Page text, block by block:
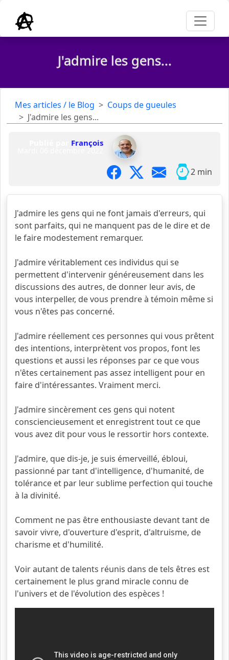
J'admire les gens...
Mes articles / le Blog
Coups de gueules
J'admire les gens...
François
Mardi 06 décembre 2022
2 min
J'admire les gens qui ne font jamais d'erreurs, qui
sont parfaits, qui ne manquent pas de le dire et de
le faire modestement remarquer.
J'admire véritablement ces individus qui se
permettent d'intervenir généreusement dans les
discussions des autres, de donner leur avis, de
vous interpeller, de vous prendre à témoin même si
vous n'êtes pas concerné.
J'admire réellement ces personnes qui vous prêtent
des intentions, interprètent vos propos, font les
questions et aussi les réponses par ce que vous
n'êtes certainement pas assez intelligent pour en
faire d'intéressantes. Vraiment merci.
J'admire sincèrement ces gens qui notent
consciencieusement et enregistrent tout ce que
vous avez dit pour vous le ressortir hors contexte.
J'admire, que dis-je, je suis émerveillé, ébloui,
passionné par tant d'intelligence, d'humanité, de
tolérance et par leur sublime perfection qui touche
à la divinité.
Comment ne pas être enthousiaste devant tant de
savoir vivre, d'ouverture d'esprit, d'altruisme, de
charisme et d'humilité.
Voir autant de talents réunis dans de tels êtres est
certainement le plus grand miracle connu de
l'univers et de l'évolution des espèces !